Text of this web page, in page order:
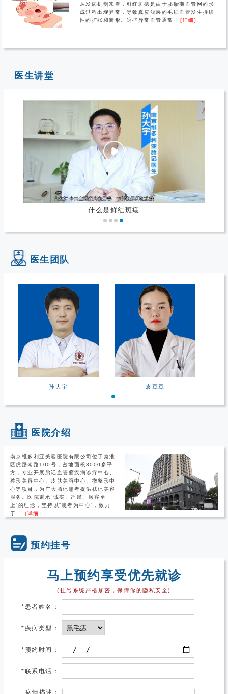
从发病机制来看，鲜红斑痣是由于胚胎期血管网的形
成过程出现异常，导致真皮浅层的毛细血管发生持续
性的扩张和畸形。这些异常血管通常···[详细]
医生讲堂
什么是鲜红斑痣
医生团队
孙大宇 袁豆豆
医院介绍
南京维多利亚美容医院有限公司位于秦淮
区虎踞南路100号，占地面积3000多平
方，专业开展胎记血管瘤疾病诊疗中心、
整形美容中心、皮肤美容中心、微整形中
心等项目，为广大胎记患者提供祛记美容
服务。医院秉承“诚实、严谨、顾客至
上”的理念，坚持以“患者为中心”，致力
于...[详细]
预约挂号
马上预约享受优先就诊
(挂号系统严格加密，保障你的隐私安全)
*患者姓名：
*疾病类型：
*预约时间：
*联系电话：